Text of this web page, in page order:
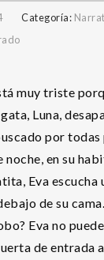
Categoría:
muy triste
Luna,
por todas
en su
Eva
de su
Eva no
de entrada